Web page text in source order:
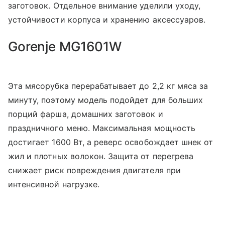
заготовок. Отдельное внимание уделили уходу,
устойчивости корпуса и хранению аксессуаров.
Gorenje MG1601W
Эта мясорубка перерабатывает до 2,2 кг мяса за
минуту, поэтому модель подойдет для больших
порций фарша, домашних заготовок и
праздничного меню. Максимальная мощность
достигает 1600 Вт, а реверс освобождает шнек от
жил и плотных волокон. Защита от перегрева
снижает риск повреждения двигателя при
интенсивной нагрузке.